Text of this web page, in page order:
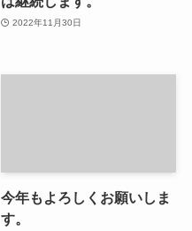
2022年11月30日
今年もよろしくお願いしま
す。